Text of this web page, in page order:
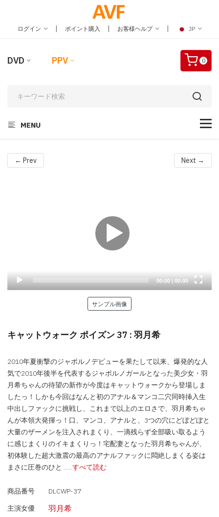
ログイン | ポイント購入 | お客様ヘルプ | JP
DVD PPV 0
MENU
← Prev Next →
Current
00:00 | Total
duration
00:00
サンプル画像
キャットウォーク ポイズン 37 : 羽月希
2010年夏衝撃のジャポルノデビューを果たして以来、爆発的な人
気で2010年後半を代表するジャポルノガールとなった美少女・羽
月希ちゃんの待望の新作が今度はキャットウォークから登場しま
したっ！しかも今回はなんと初のアナル＆マンコ二穴同時挿入生
中出しファックに挑戦し、これまで以上のエロさで、羽月希ちゃ
んが本領大発揮っ！口、マンコ、アナルと、3つの穴にどぼどぼと
大量のザーメンを注入されまくり、一滴残らず全部吸い取るよう
に感じまくりのイキまくりっ！宅配妻となった羽月希ちゃんが、
初体験した超大激震の最高のアナルファックに悶絶しまくる姿は
まさに圧巻のひと ......すべて読む
商品番号
DLCWP-37
主演女優
羽月希